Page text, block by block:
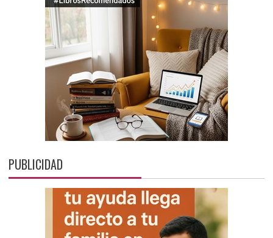
PUBLICIDAD